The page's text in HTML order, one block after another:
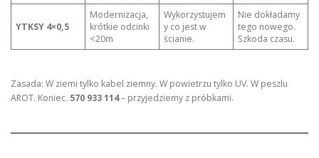
YTKSY 4×0,5
Modernizacja,
krótkie odcinki
<20m
Wykorzystujem
y co jest w
ścianie.
Nie dokładamy
tego nowego.
Szkoda czasu.
Zasada: W ziemi tylko kabel ziemny. W powietrzu tylko UV. W peszlu
AROT. Koniec. 570 933 114– przyjedziemy z próbkami.